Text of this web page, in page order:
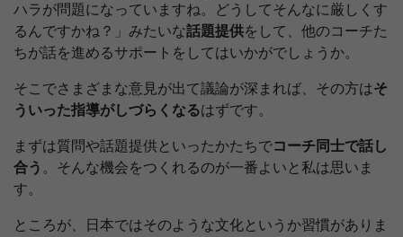
ハラが問題になっていますね。どうしてそんなに厳しくす
るんですかね？」みたいな話題提供をして、他のコーチた
ちが話を進めるサポートをしてはいかがでしょうか。
そこでさまざまな意見が出て議論が深まれば、その方はそ
ういった指導がしづらくなるはずです。
まずは質問や話題提供といったかたちでコーチ同士で話し
合う 。そんな機会をつくれるのが一番よいと私は思いま
す。
ところが、日本ではそのような文化というか習慣がありま